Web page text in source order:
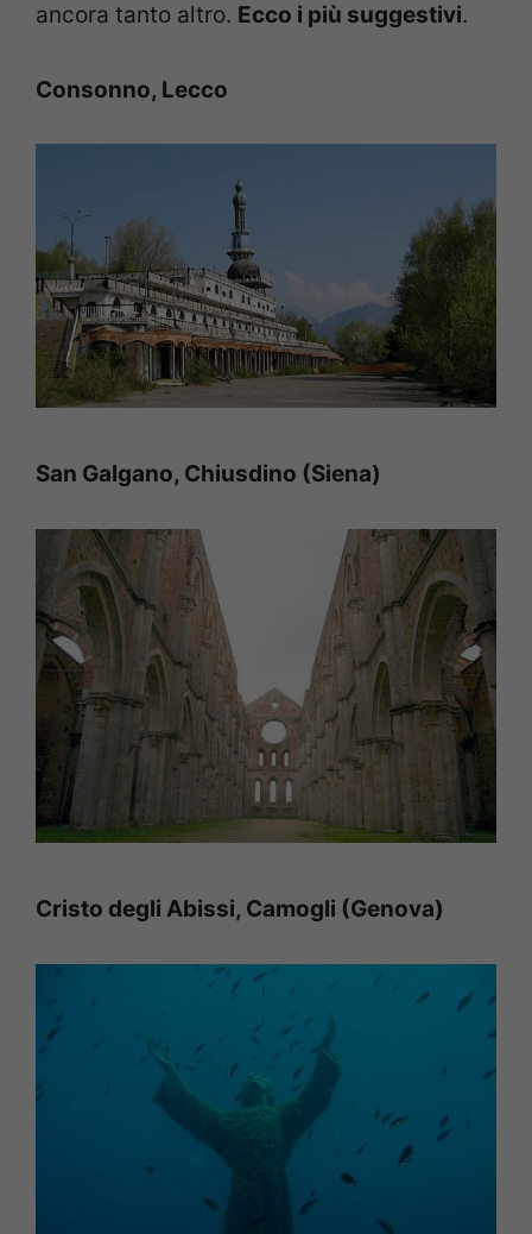
ancora tanto altro. Ecco i più suggestivi.
Consonno, Lecco
San Galgano, Chiusdino (Siena)
Cristo degli Abissi, Camogli (Genova)